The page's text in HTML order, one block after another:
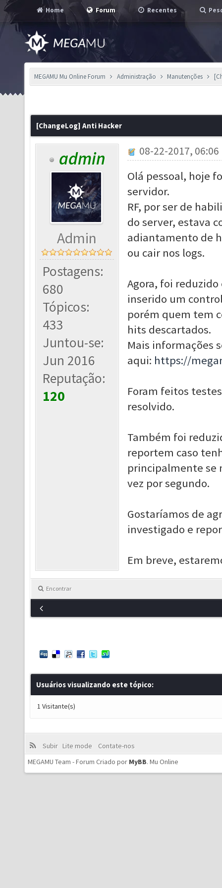
Home Forum Recentes
MEGAMU Mu Online Forum Administração Manutenções
[ChangeLog] Anti Hacker
admin
Admin
Postagens:
680
Tópicos:
433
Juntou-se:
Jun 2016
Reputação:
120
08-22-2017, 06:06
Olá pessoal, hoje
servidor.
RF, por ser de
do server, estava
adiantamento de
ou cair nos logs.
Agora, foi
inserido um
porém quem tem
hits descartados.
Mais informações
aqui: https://
Foram feitos
resolvido.
Também foi
reportem caso
principalmente se
vez por segundo.
Gostaríamos de
investigado e
Em breve,
Encontrar
Usuários visualizando este tópico:
1 Visitante(s)
Subir Lite mode
Contate-nos
MEGAMU Team - Forum Criado por MyBB. Mu Online